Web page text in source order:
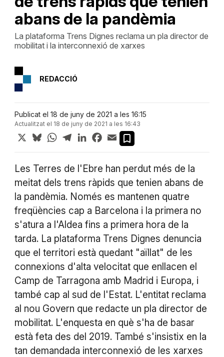
abans de la pandèmia
La plataforma Trens Dignes reclama un pla director de
mobilitat i la interconnexió de xarxes
REDACCIÓ
Publicat el 18 de juny de 2021 a les 16:15
Actualitzat el 18 de juny de 2021 a les 16:43
X BlueskyWhatsApp
TelegramLinkedInFacebook
Email
Les Terres de l'Ebre han perdut més de la
meitat dels trens ràpids que tenien abans de
la pandèmia. Només es mantenen quatre
freqüències cap a Barcelona i la primera no
s'atura a l'Aldea fins a primera hora de la
tarda. La plataforma Trens Dignes denuncia
que el territori està quedant "aïllat" de les
connexions d'alta velocitat que enllacen el
Camp de Tarragona amb Madrid i Europa, i
també cap al sud de l'Estat. L'entitat reclama
al nou Govern que redacte un pla director de
mobilitat. L'enquesta en què s'ha de basar
està feta des del 2019. També s'insistix en la
tan demandada interconnexió de les xarxes